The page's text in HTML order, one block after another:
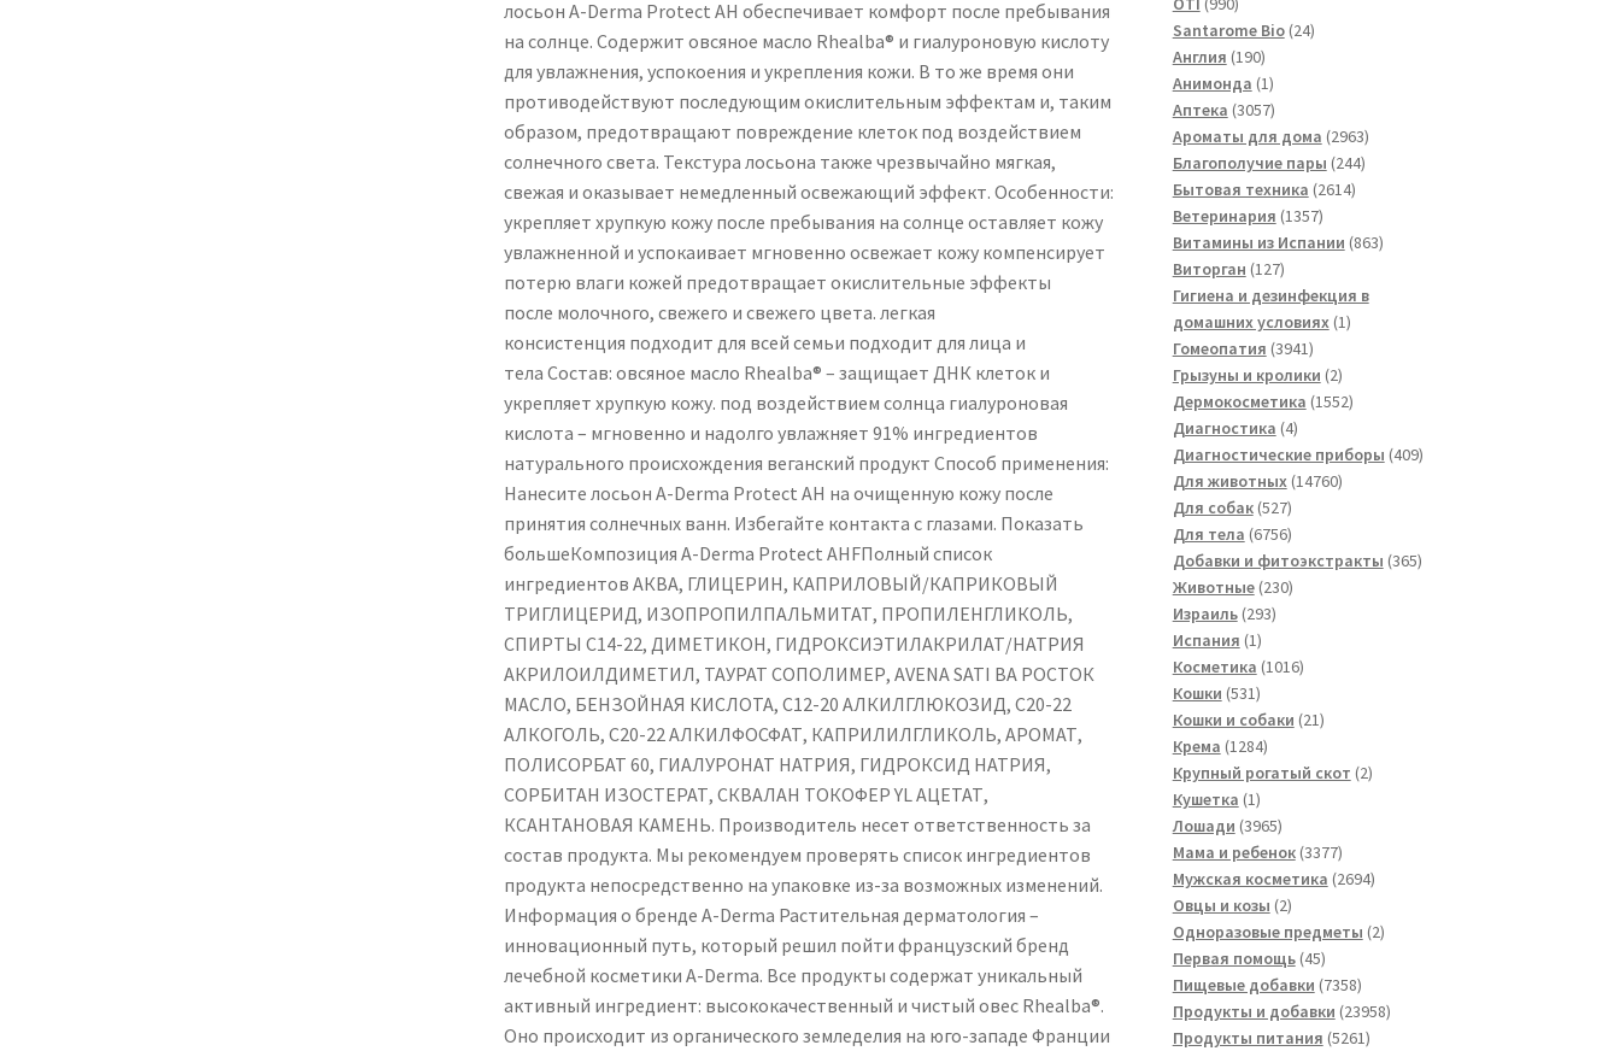
лосьон A-Derma Protect AH обеспечивает комфорт после пребывания
на солнце. Содержит овсяное масло Rhealba® и гиалуроновую кислоту
для увлажнения, успокоения и укрепления кожи. В то же время они
противодействуют последующим окислительным эффектам и, таким
образом, предотвращают повреждение клеток под воздействием
солнечного света. Текстура лосьона также чрезвычайно мягкая,
свежая и оказывает немедленный освежающий эффект. Особенности:
укрепляет хрупкую кожу после пребывания на солнце оставляет кожу
увлажненной и успокаивает мгновенно освежает кожу компенсирует
потерю влаги кожей предотвращает окислительные эффекты
после молочного, свежего и свежего цвета. легкая
консистенция подходит для всей семьи подходит для лица и
тела Состав: овсяное масло Rhealba® – защищает ДНК клеток и
укрепляет хрупкую кожу. под воздействием солнца гиалуроновая
кислота – мгновенно и надолго увлажняет 91% ингредиентов
натурального происхождения веганский продукт Способ применения:
Нанесите лосьон A-Derma Protect AH на очищенную кожу после
принятия солнечных ванн. Избегайте контакта с глазами. Показать
большеКомпозиция A-Derma Protect AHFПолный список
ингредиентов АКВА, ГЛИЦЕРИН, КАПРИЛОВЫЙ/КАПРИКОВЫЙ
ТРИГЛИЦЕРИД, ИЗОПРОПИЛПАЛЬМИТАТ, ПРОПИЛЕНГЛИКОЛЬ,
СПИРТЫ C14-22, ДИМЕТИКОН, ГИДРОКСИЭТИЛАКРИЛАТ/НАТРИЯ
АКРИЛОИЛДИМЕТИЛ, ТАУРАТ СОПОЛИМЕР, AVENA SATI ВА РОСТОК
МАСЛО, БЕНЗОЙНАЯ КИСЛОТА, C12-20 АЛКИЛГЛЮКОЗИД, C20-22
АЛКОГОЛЬ, C20-22 АЛКИЛФОСФАТ, КАПРИЛИЛГЛИКОЛЬ, АРОМАТ,
ПОЛИСОРБАТ 60, ГИАЛУРОНАТ НАТРИЯ, ГИДРОКСИД НАТРИЯ,
СОРБИТАН ИЗОСТЕРАТ, СКВАЛАН ТОКОФЕР YL АЦЕТАТ,
КСАНТАНОВАЯ КАМЕНЬ. Производитель несет ответственность за
состав продукта. Мы рекомендуем проверять список ингредиентов
продукта непосредственно на упаковке из-за возможных изменений.
Информация о бренде A-Derma Растительная дерматология –
инновационный путь, который решил пойти французский бренд
лечебной косметики A-Derma. Все продукты содержат уникальный
активный ингредиент: высококачественный и чистый овес Rhealba®.
Оно происходит из органического земледелия на юго-западе Франции
товаров
Santarome Bio 2424
Англия 190190
товаров
Анимонда 11
товар
Аптека 30573057
товаров
Ароматы для дома 29632963
товара
Благополучие пары 244244
Бытовая техника 26142614
Ветеринария 13571357
товаров
Витамины из Испании 863863
Виторган 127127
товаров
Гигиена и дезинфекция в
домашних условиях 11
Гомеопатия 39413941
товар
Грызуны и кролики 22
товара
Дермокосметика 15521552
Диагностика 44
товара
Диагностические приборы 409409
Для животных 1476014760
Для собак 527527
товаров
Для тела 67566756
товаров
Добавки и фитоэкстракты 365365
Животные 230230
Израиль 293293
Испания 11
товар
Косметика 10161016
Кошки 531531
товар
Кошки и собаки 2121
Крема 12841284
товара
Крупный рогатый скот 22
Кушетка 11
товар
Лошади 39653965
товаров
Мама и ребенок 33773377
товаров
Мужская косметика 26942694
Овцы и козы 22
товара
Одноразовые предметы 22
Первая помощь 4545
товаров
Пищевые добавки 73587358
товаров
Продукты и добавки 2395823958
Продукты питания 52615261